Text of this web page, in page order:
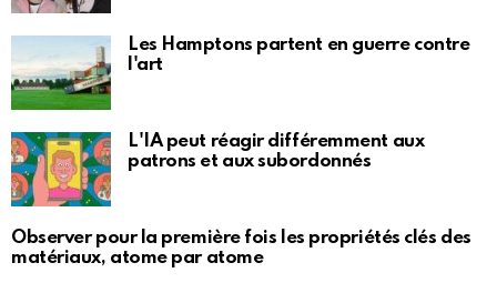
Les Hamptons partent en guerre contre
l'art
L'IA peut réagir différemment aux
patrons et aux subordonnés
Observer pour la première fois les propriétés clés des
matériaux, atome par atome